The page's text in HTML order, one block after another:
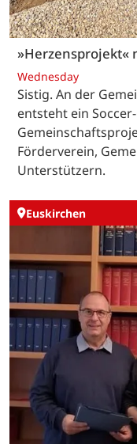
»Herzensprojekt«
Wednesday
Sistig. An der
entsteht ein
Förderverein,
Unterstützern.
Euskirchen